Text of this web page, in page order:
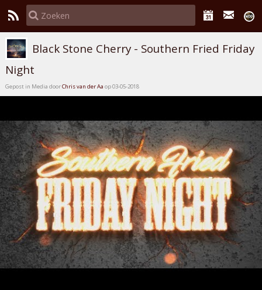
Black Stone Cherry - Southern Fried Friday
Night
Gepost in Media doorChris van der Aa op 03-05-2018